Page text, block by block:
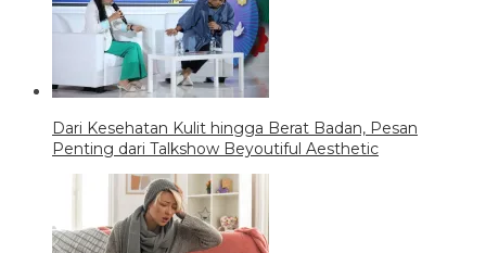
Dari Kesehatan Kulit hingga Berat Badan, Pesan
Penting dari Talkshow Beyoutiful Aesthetic